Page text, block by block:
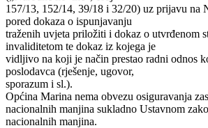
157/13, 152/14, 39/18 i 32/20) uz prijavu na
pored dokaza o ispunjavanju
traženih uvjeta priložiti i dokaz o utvrđenom
invaliditetom te dokaz iz kojega je
vidljivo na koji je način prestao radni odnos
poslodavca (rješenje, ugovor,
sporazum i sl.).
Općina Marina nema obvezu osiguravanja
nacionalnih manjina sukladno Ustavnom
nacionalnih manjina.